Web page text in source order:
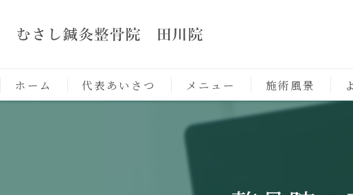
ホーム 代表あいさつ メニュー 施術風景